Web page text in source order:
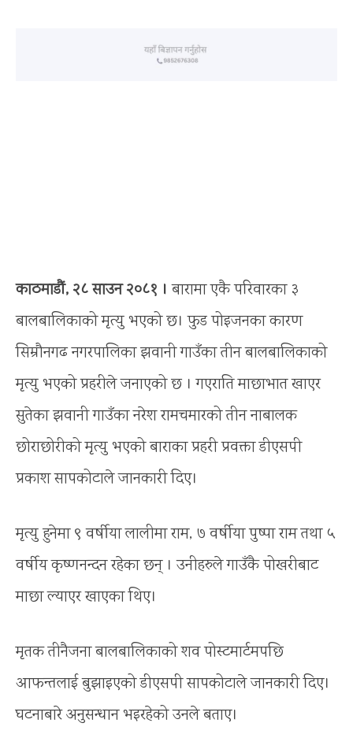
काठमाडौं, २८ साउन २०८१ । बारामा एकै परिवारका ३
बालबालिकाको मृत्यु भएको छ। फुड पोइजनका कारण
सिम्रौनगढ नगरपालिका झवानी गाउँका तीन बालबालिकाको
मृत्यु भएको प्रहरीले जनाएको छ । गएराति माछाभात खाएर
सुतेका झवानी गाउँका नरेश रामचमारको तीन नाबालक
छोराछोरीको मृत्यु भएको बाराका प्रहरी प्रवक्ता डीएसपी
प्रकाश सापकोटाले जानकारी दिए।
मृत्यु हुनेमा ९ वर्षीया लालीमा राम, ७ वर्षीया पुष्पा राम तथा ५
वर्षीय कृष्णनन्दन रहेका छन् । उनीहरुले गाउँकै पोखरीबाट
माछा ल्याएर खाएका थिए।
मृतक तीनैजना बालबालिकाको शव पोस्टमार्टमपछि
आफन्तलाई बुझाइएको डीएसपी सापकोटाले जानकारी दिए।
घटनाबारे अनुसन्धान भइरहेको उनले बताए।